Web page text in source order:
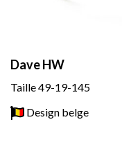
Dave HW
Taille 49-19-145
Design belge